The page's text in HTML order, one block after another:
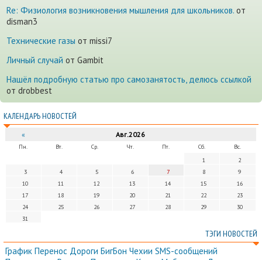
Re: Физиология возникновения мышления для школьников. от
disman3
Технические газы от missi7
Личный случай от Gambit
Нашёл подробную статью про самозанятость, делюсь ссылкой
от drobbest
КАЛЕНДАРЬ НОВОСТЕЙ
« Авг.2026
Пн. Вт. Ср. Чт. Пт. Сб.
Вс.
1
2
3
4 5 6 7 8
9
10
11 12 13 14 15
16
17
18 19 20 21 22
23
24
25 26 27 28 29
30
31
ТЭГИ НОВОСТЕЙ
График Перенос Дороги БигБон Чехии SMS-сообщений